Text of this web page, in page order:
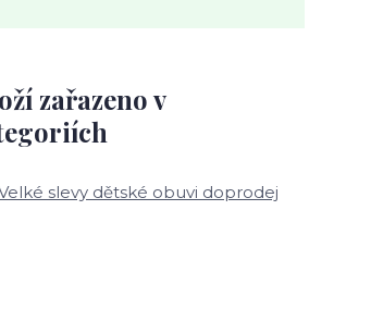
zařazeno v
slevy dětské obuvi doprodej